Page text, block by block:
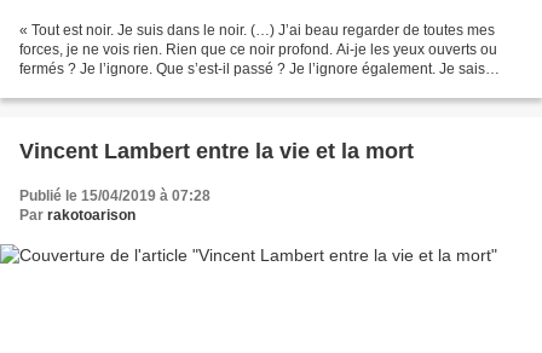
« Tout est noir. Je suis dans le noir. (…) J’ai beau regarder de toutes mes
forces, je ne vois rien. Rien que ce noir profond. Ai-je les yeux ouverts ou
fermés ? Je l’ignore. Que s’est-il passé ? Je l’ignore également. Je sais
Vincent Lambert entre la vie et la mort
Publié le 15/04/2019 à 07:28
Par rakotoarison